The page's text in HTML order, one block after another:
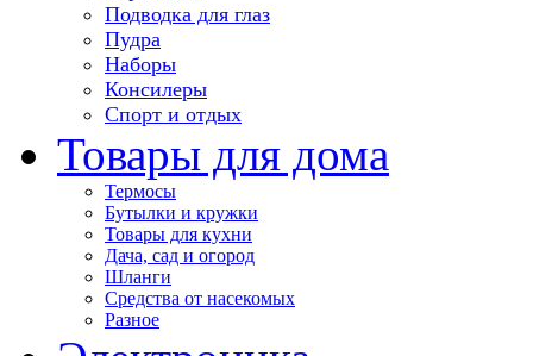
Подводка для глаз
Пудра
Наборы
Консилеры
Спорт и отдых
Товары для дома
Термосы
Бутылки и кружки
Товары для кухни
Дача, сад и огород
Шланги
Средства от насекомых
Разное